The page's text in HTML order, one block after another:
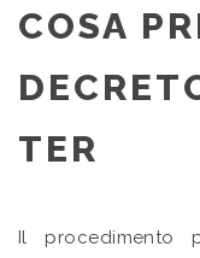
COSA
TER
Il procedimento